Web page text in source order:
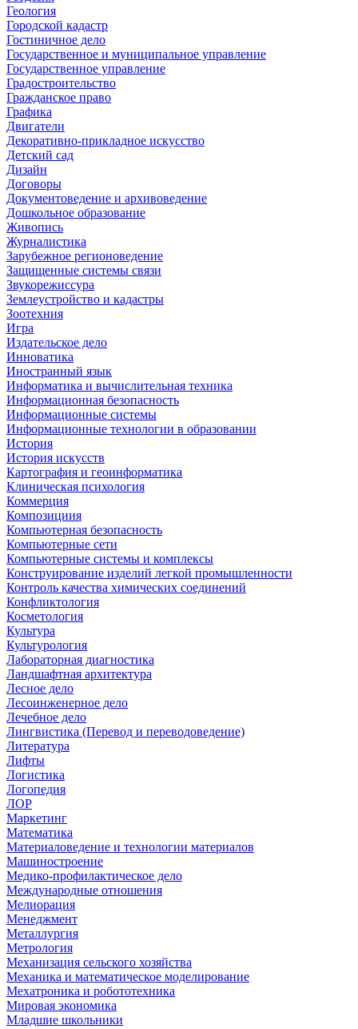
Геология
Городской кадастр
Гостиничное дело
Государственное и муниципальное управление
Государственное управление
Градостроительство
Гражданское право
Графика
Двигатели
Декоративно-прикладное искусство
Детский сад
Дизайн
Договоры
Документоведение и архивоведение
Дошкольное образование
Живопись
Журналистика
Зарубежное регионоведение
Защищенные системы связи
Звукорежиссура
Землеустройство и кадастры
Зоотехния
Игра
Издательское дело
Инноватика
Иностранный язык
Информатика и вычислительная техника
Информационная безопасность
Информационные системы
Информационные технологии в образовании
История
История искусств
Картография и геоинформатика
Клиническая психология
Коммерция
Композициия
Компьютерная безопасность
Компьютерные сети
Компьютерные системы и комплексы
Конструирование изделий легкой промышленности
Контроль качества химических соединений
Конфликтология
Косметология
Культура
Культурология
Лабораторная диагностика
Ландшафтная архитектура
Лесное дело
Лесоинженерное дело
Лечебное дело
Лингвистика (Перевод и переводоведение)
Литература
Лифты
Логистика
Логопедия
ЛОР
Маркетинг
Математика
Материаловедение и технологии материалов
Машиностроение
Медико-профилактическое дело
Международные отношения
Мелиорация
Менеджмент
Металлургия
Метрология
Механизация сельского хозяйства
Механика и математическое моделирование
Мехатроника и робототехника
Мировая экономика
Младшие школьники